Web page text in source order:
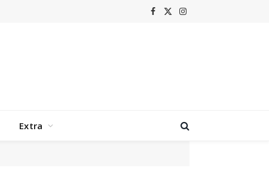
Facebook
X
Instagram
Extra